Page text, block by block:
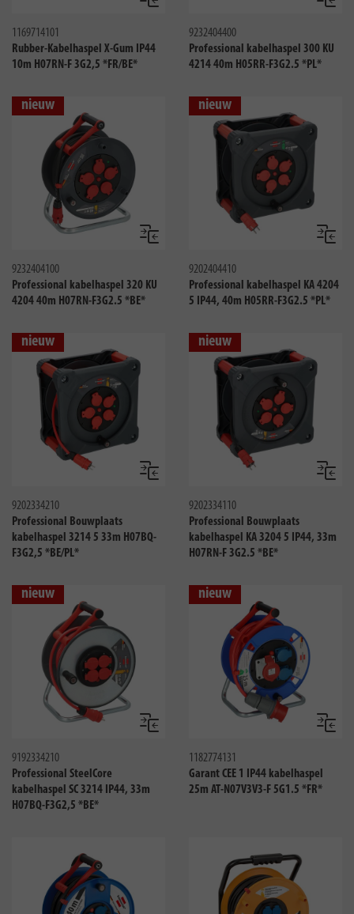
Vergelijken
1169714101
Rubber-Kabelhaspel X-Gum IP44
10m H07RN-F 3G2,5 *FR/BE*
9232404400
Professional kabelhaspel 300 KU
4214 40m H05RR-F3G2.5 *PL*
nieuw
Vergelijken
9232404100
Professional kabelhaspel 320 KU
4204 40m H07RN-F3G2.5 *BE*
nieuw
9202404410
Professional kabelhaspel KA 4204
5 IP44, 40m H05RR-F3G2.5 *PL*
nieuw
Vergelijken
9202334210
Professional Bouwplaats
kabelhaspel 3214 5 33m H07BQ-
F3G2,5 *BE/PL*
nieuw
9202334110
Professional Bouwplaats
kabelhaspel KA 3204 5 IP44, 33m
H07RN-F 3G2.5 *BE*
nieuw
Vergelijken
9192334210
Professional SteelCore
kabelhaspel SC 3214 IP44, 33m
H07BQ-F3G2,5 *BE*
nieuw
1182774131
Garant CEE 1 IP44 kabelhaspel
25m AT-N07V3V3-F 5G1.5 *FR*